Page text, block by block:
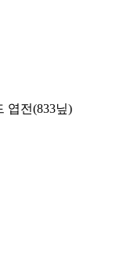
엽전(833닢)